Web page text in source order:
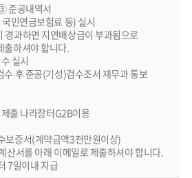
① 준공검사원 ②준공계 ③ 준공내역서
민연금보험료 등) 실시
과하면 지연배상금이 부과됨으로
하셔야 합니다.
실시
후 준공(기성)검수조서 재무과 통보
출 나라장터G2B이용
증서(계약금액3천만원이상)
서를 아래 이메일로 제출하셔야 합니다.
7일이내 지급